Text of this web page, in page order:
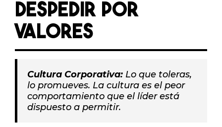
DESPEDIR POR
VALORES
Cultura Corporativa: Lo que toleras,
lo promueves. La cultura es el peor
comportamiento que el líder está
dispuesto a permitir.